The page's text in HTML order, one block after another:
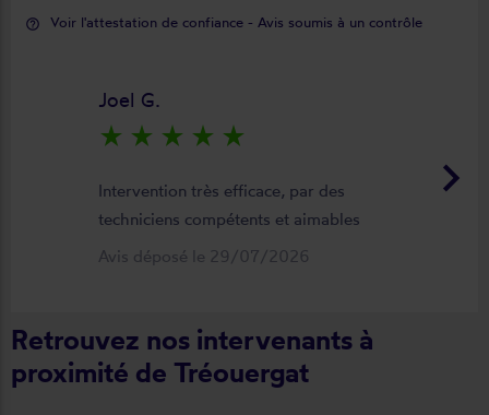
help_outline Voir l'attestation de confiance - Avis soumis à un contrôle
keyboard_arrow_right
Joel G.
star_rate star_rate star_rate star_rate star_rate
Intervention très efficace, par des
techniciens compétents et aimables
Avis déposé le 29/07/2026
Retrouvez nos intervenants à
proximité de Tréouergat